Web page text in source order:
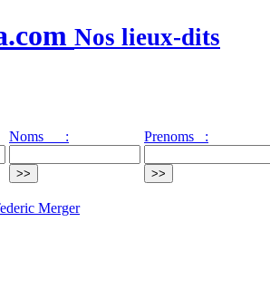
Nos lieux-dits
Noms : Prenoms :
Merger